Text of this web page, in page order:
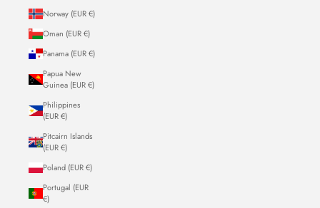
Norway (EUR €)
Oman (EUR €)
Panama (EUR €)
Papua New
Guinea (EUR €)
Philippines
(EUR €)
Pitcairn Islands
(EUR €)
Poland (EUR €)
Portugal (EUR
€)